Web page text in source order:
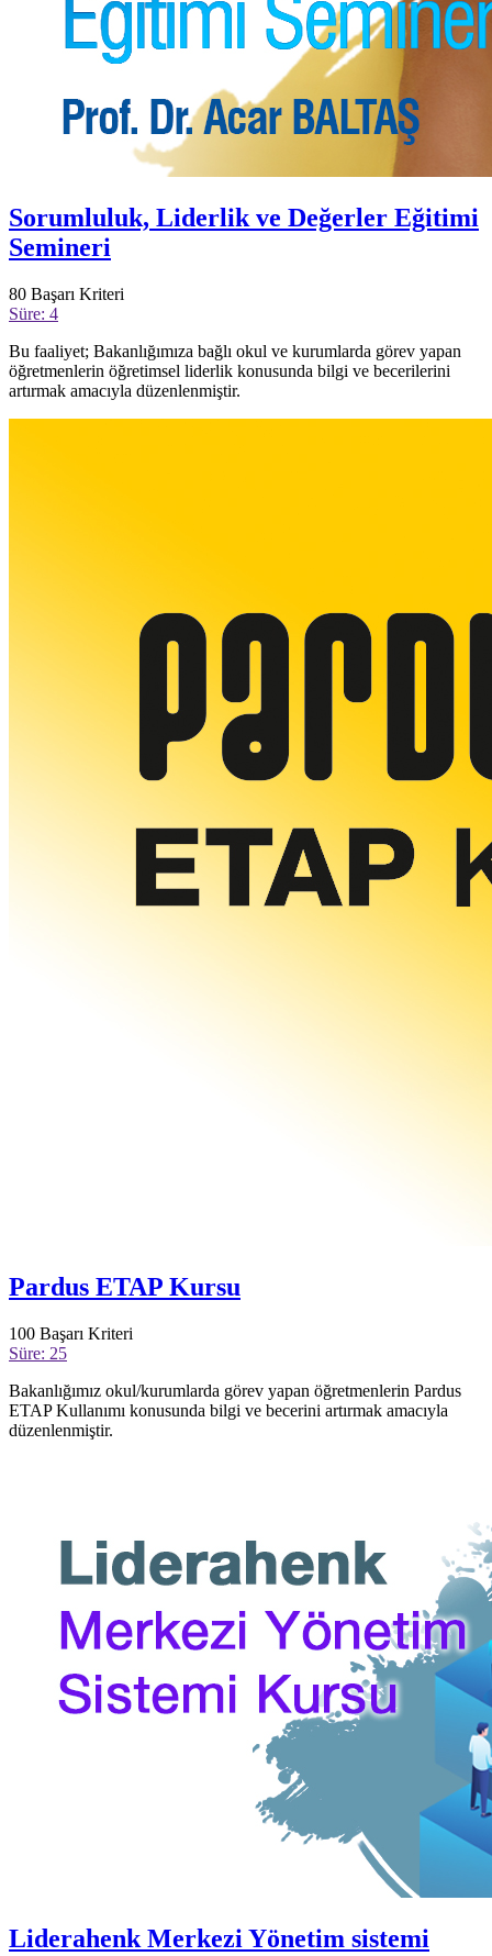
Sorumluluk, Liderlik ve Değerler Eğitimi
Semineri
80 Başarı Kriteri
Süre: 4
Bu faaliyet; Bakanlığımıza bağlı okul ve kurumlarda görev yapan
öğretmenlerin öğretimsel liderlik konusunda bilgi ve becerilerini
artırmak amacıyla düzenlenmiştir.
Pardus ETAP Kursu
100 Başarı Kriteri
Süre: 25
Bakanlığımız okul/kurumlarda görev yapan öğretmenlerin Pardus
ETAP Kullanımı konusunda bilgi ve becerini artırmak amacıyla
düzenlenmiştir.
Liderahenk Merkezi Yönetim sistemi